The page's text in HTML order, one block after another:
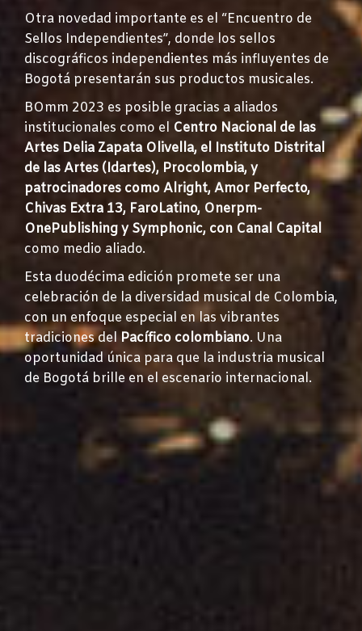
Otra novedad importante es el “Encuentro de
Sellos Independientes”, donde los sellos
discográficos independientes más influyentes de
Bogotá presentarán sus productos musicales.
BOmm 2023 es posible gracias a aliados
institucionales como el Centro Nacional de las
Artes Delia Zapata Olivella, el Instituto Distrital
de las Artes (Idartes), Procolombia, y
patrocinadores como Alright, Amor Perfecto,
Chivas Extra 13, FaroLatino, Onerpm-
OnePublishing y Symphonic, con Canal Capital
como medio aliado.
Esta duodécima edición promete ser una
celebración de la diversidad musical de Colombia,
con un enfoque especial en las vibrantes
tradiciones delPacífico colombiano. Una
oportunidad única para que la industria musical
de Bogotá brille en el escenario internacional.